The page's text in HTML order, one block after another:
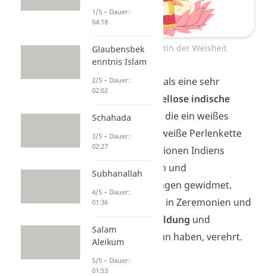
Saraswati, Göttin der Weisheit
Saraswati wird oft als eine sehr
makellose indische
Göttindargestellt, die ein weißes
Gewand und eine weiße Perlenkette
trägt. In vielen Regionen Indiens
werden ihr Schulen und
Bildungseinrichtungen gewidmet.
Zudem wird sie oft in Zeremonien und
Bildung und
Wissenschaft
zu tun haben, verehrt.
1/5 – Dauer:
04:18
Glaubensbek
enntnis Islam
2/5 – Dauer:
02:02
Schahada
3/5 – Dauer:
02:27
Subhanallah
4/5 – Dauer:
01:36
Salam
Aleikum
5/5 – Dauer:
01:53